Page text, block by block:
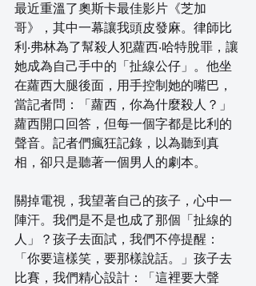
最近重溫了奧斯卡最佳影片《芝加
哥》，其中一幕讓我頭皮發麻。律師比
利·弗林為了幫殺人犯蘿西·哈特脫罪，讓
她成為自己手中的「扯線公仔」。他坐
在蘿西大腿後面，用手控制她的嘴巴，
當記者問：「蘿西，你為什麼殺人？」
蘿西開口回答，但每一個字都是比利的
聲音。記者們瘋狂記錄，以為聽到真
相，卻只是聽著一個男人的劇本。
關掉電視，我望著自己的孩子，心中一
陣汗。我們是不是也成了那個「扯線的
人」？孩子去面試，我們不停提醒：
「你要這樣笑，要那樣說話。」孩子去
比賽，我們精心設計：「這裡要大聲